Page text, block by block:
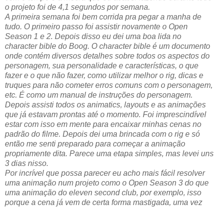
o projeto foi de 4,1 segundos por semana.
A primeira semana foi bem corrida pra pegar a manha de
tudo. O primeiro passo foi assistir novamente o Open
Season 1 e 2. Depois disso eu dei uma boa lida no
character bible do Boog. O character bible é um documento
onde contém diversos detalhes sobre todos os aspectos do
personagem, sua personalidade e características, o que
fazer e o que não fazer, como utilizar melhor o rig, dicas e
truques para não cometer erros comuns com o personagem,
etc. É como um manual de instruções do personagem.
Depois assisti todos os animatics, layouts e as animações
que já estavam prontas até o momento. Foi imprescindível
estar com isso em mente para encaixar minhas cenas no
padrão do filme. Depois dei uma brincada com o rig e só
então me senti preparado para começar a animação
propriamente dita. Parece uma etapa simples, mas levei uns
3 dias nisso.
Por incrível que possa parecer eu acho mais fácil resolver
uma animação num projeto como o Open Season 3 do que
uma animação do eleven second club, por exemplo, isso
porque a cena já vem de certa forma mastigada, uma vez